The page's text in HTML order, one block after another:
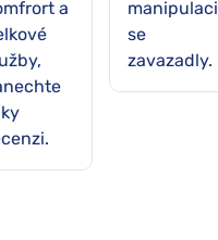
a
manipulaci
se
zavazadly.